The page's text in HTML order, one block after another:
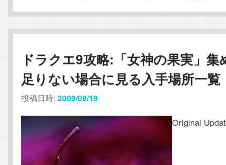
ドラクエ9攻略:「女神の果実」集
足りない場合に見る入手場所一覧
投稿日時:2009/08/19
Original